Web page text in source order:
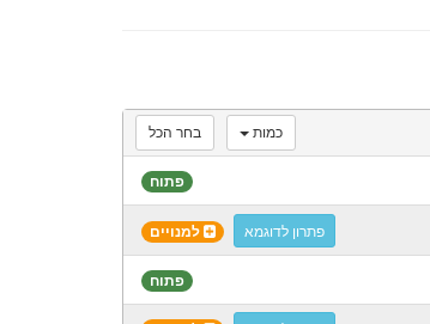
בחר הכל כמות
פתוח
למנויים פתרון לדוגמא
פתוח